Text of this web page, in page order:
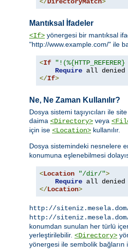
Mantıksal İfadeler
<If> yönergesi bir mantıksal
"http://www.example.com/" ile
<If
Require
</If>
Ne, Ne Zaman Kullanılır?
Dosya sistemi taşıyıcıları ile
daima <Directory> veya
için ise <Location> kullanılır.
Dosya sistemindeki nesnelere
konumuna eşlenebilmesi
<Location "/dir/">
Require
</Location>
http://
http://
konumdan sunulan her türlü
yerleştirilebilir. <Directory>
yönergesi ile sembolik bağların